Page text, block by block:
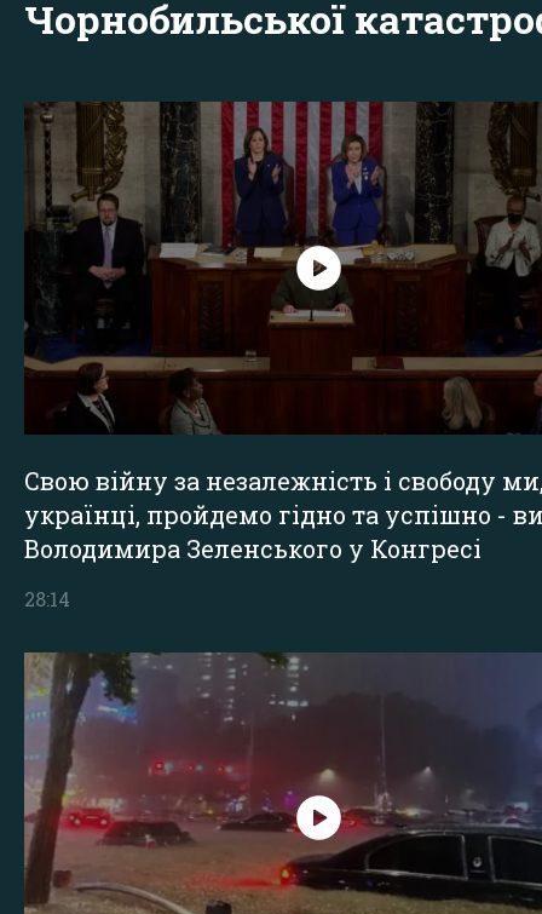
Чорнобильської
Свою війну за незалежність і свободу
українці, пройдемо гідно та успішно -
Володимира Зеленського у Конгресі
28:14